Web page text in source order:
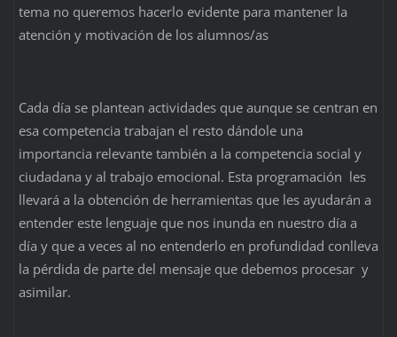
tema no queremos hacerlo evidente para mantener la
atención y motivación de los alumnos/as
Cada día se plantean actividades que aunque se centran en
esa competencia trabajan el resto dándole una
importancia relevante también a la competencia social y
ciudadana y al trabajo emocional. Esta programación les
llevará a la obtención de herramientas que les ayudarán a
entender este lenguaje que nos inunda en nuestro día a
día y que a veces al no entenderlo en profundidad conlleva
la pérdida de parte del mensaje que debemos procesar y
asimilar.